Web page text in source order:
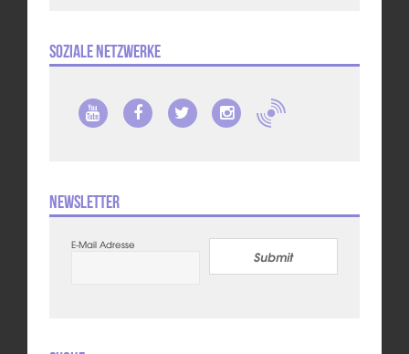
Soziale Netzwerke
Newsletter
E-Mail Adresse
Submit